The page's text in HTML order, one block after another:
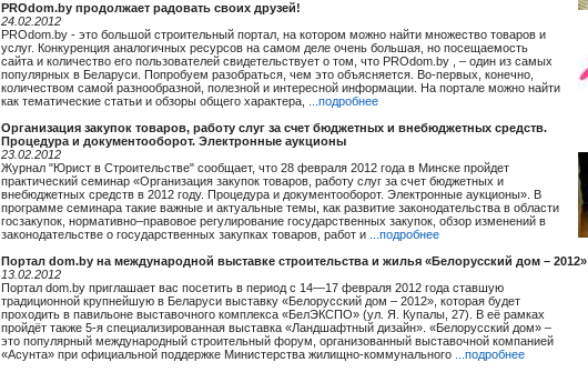
PROdom.by продолжает радовать своих друзей!
24.02.2012
PROdom.by - это большой строительный портал, на котором можно найти множество товаров и
услуг. Конкуренция аналогичных ресурсов на самом деле очень большая, но посещаемость
сайта и количество его пользователей свидетельствует о том, что PROdom.by , – один из самых
популярных в Беларуси. Попробуем разобраться, чем это объясняется. Во-первых, конечно,
количеством самой разнообразной, полезной и интересной информации. На портале можно найти
как тематические статьи и обзоры общего характера,
...подробнее
Организация закупок товаров, работу слуг за счет бюджетных и внебюджетных средств.
Процедура и документооборот. Электронные аукционы
23.02.2012
Журнал "Юрист в Строительстве" сообщает, что 28 февраля 2012 года в Минске пройдет
практический семинар «Организация закупок товаров, работу слуг за счет бюджетных и
внебюджетных средств в 2012 году. Процедура и документооборот. Электронные аукционы». В
программе семинара такие важные и актуальные темы, как развитие законодательства в области
госзакупок, нормативно–правовое регулирование государственных закупок, обзор изменений в
законодательстве о государственных закупках товаров, работ и
...подробнее
Портал dom.by на международной выставке строительства и жилья «Белорусский дом – 2012»
13.02.2012
Портал dom.by приглашает вас посетить в период с 14—17 февраля 2012 года ставшую
традиционной крупнейшую в Беларуси выставку «Белорусский дом – 2012», которая будет
проходить в павильоне выставочного комплекса «БелЭКСПО» (ул. Я. Купалы, 27). В её рамках
пройдёт также 5-я специализированная выставка «Ландшафтный дизайн». «Белорусский дом» –
это популярный международный строительный форум, организованный выставочной компанией
«Асунта» при официальной поддержке Министерства жилищно-коммунального
...подробнее